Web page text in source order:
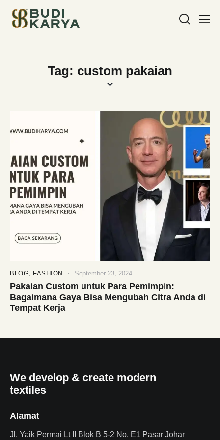
Tag: custom pakaian
BLOG FASHION September 23, 2024
Pakaian Custom untuk Para Pemimpin:
Bagaimana Gaya Bisa Mengubah Citra Anda di
Tempat Kerja
We develop & create modern
textiles
Alamat
Jl. Yaik Permai Lt II Blok B 5-2 No. E1 Pasar Johar